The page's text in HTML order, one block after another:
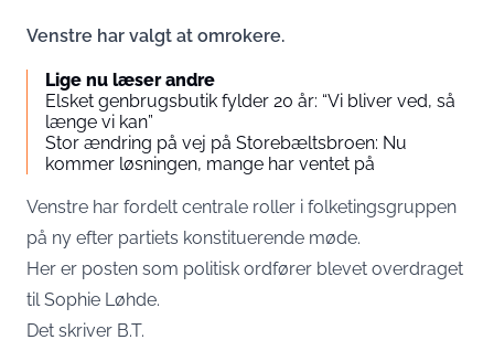
Venstre har valgt at omrokere.
Lige nu læser andre
Elsket genbrugsbutik fylder 20 år: “Vi bliver ved, så
længe vi kan”
Stor ændring på vej på Storebæltsbroen: Nu
kommer løsningen, mange har ventet på
Venstre har fordelt centrale roller i folketingsgruppen
på ny efter partiets konstituerende møde.
Her er posten som politisk ordfører blevet overdraget
til Sophie Løhde.
Det skriver B.T.